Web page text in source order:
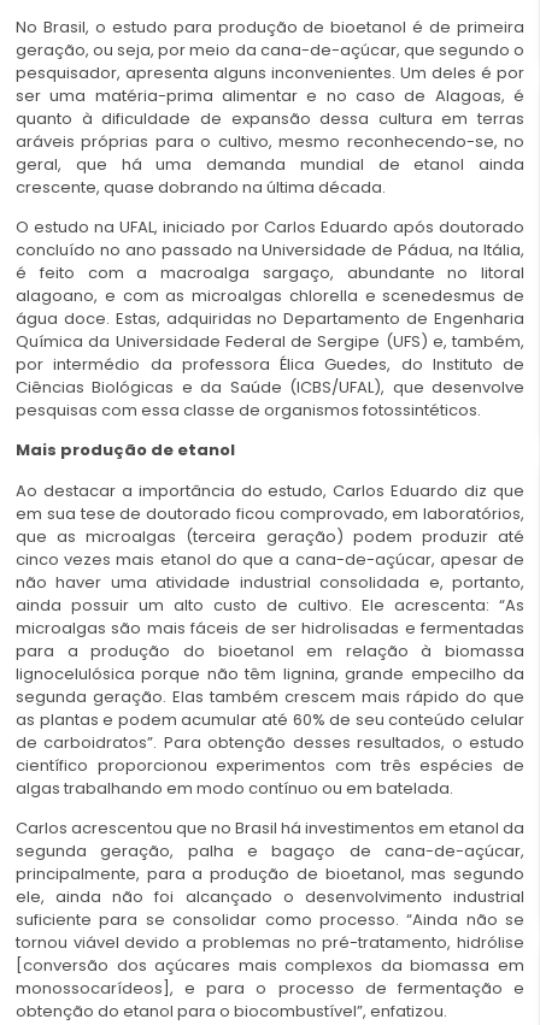
No Brasil, o estudo para produção de bioetanol é de primeira
geração, ou seja, por meio da cana-de-açúcar, que segundo o
pesquisador, apresenta alguns inconvenientes. Um deles é por
ser uma matéria-prima alimentar e no caso de Alagoas, é
quanto à dificuldade de expansão dessa cultura em terras
aráveis próprias para o cultivo, mesmo reconhecendo-se, no
geral, que há uma demanda mundial de etanol ainda
crescente, quase dobrando na última década.
O estudo na UFAL, iniciado por Carlos Eduardo após doutorado
concluído no ano passado na Universidade de Pádua, na Itália,
é feito com a macroalga sargaço, abundante no litoral
alagoano, e com as microalgas chlorella e scenedesmus de
água doce. Estas, adquiridas no Departamento de Engenharia
Química da Universidade Federal de Sergipe (UFS) e, também,
por intermédio da professora Élica Guedes, do Instituto de
Ciências Biológicas e da Saúde (ICBS/UFAL), que desenvolve
pesquisas com essa classe de organismos fotossintéticos.
Mais produção de etanol
Ao destacar a importância do estudo, Carlos Eduardo diz que
em sua tese de doutorado ficou comprovado, em laboratórios,
que as microalgas (terceira geração) podem produzir até
cinco vezes mais etanol do que a cana-de-açúcar, apesar de
não haver uma atividade industrial consolidada e, portanto,
ainda possuir um alto custo de cultivo. Ele acrescenta: “As
microalgas são mais fáceis de ser hidrolisadas e fermentadas
para a produção do bioetanol em relação à biomassa
lignocelulósica porque não têm lignina, grande empecilho da
segunda geração. Elas também crescem mais rápido do que
as plantas e podem acumular até 60% de seu conteúdo celular
de carboidratos”. Para obtenção desses resultados, o estudo
científico proporcionou experimentos com três espécies de
algas trabalhando em modo contínuo ou em batelada.
Carlos acrescentou que no Brasil há investimentos em etanol da
segunda geração, palha e bagaço de cana-de-açúcar,
principalmente, para a produção de bioetanol, mas segundo
ele, ainda não foi alcançado o desenvolvimento industrial
suficiente para se consolidar como processo. “Ainda não se
tornou viável devido a problemas no pré-tratamento, hidrólise
[conversão dos açúcares mais complexos da biomassa em
monossocarídeos], e para o processo de fermentação e
obtenção do etanol para o biocombustível”, enfatizou.